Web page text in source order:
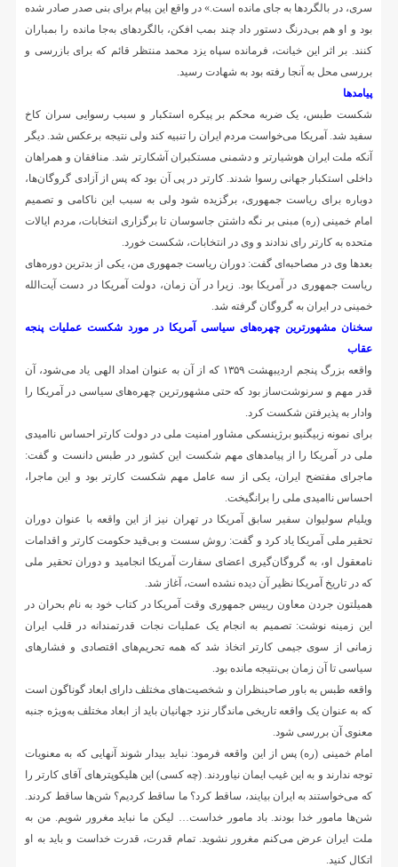
سری، در بالگردها به جای مانده است.» در واقع این پیام برای بنی صدر صادر شده
بود و او هم بی‌درنگ دستور داد چند بمب افکن، بالگردهای به‌جا مانده را بمباران
کنند. بر اثر این خیانت، فرمانده سپاه یزد محمد منتظر قائم که برای بازرسی و
بررسی محل به آنجا رفته بود به شهادت رسید.
پیامدها
شکست طبس، یک ضربه محکم بر پیکره استکبار و سبب رسوایی سران کاخ
سفید شد. آمریکا می‌خواست مردم ایران را تنبیه کند ولی نتیجه برعکس شد. دیگر
آنکه ملت ایران هوشیارتر و دشمنی مستکبران آشکارتر شد. منافقان و همراهان
داخلی استکبار جهانی رسوا شدند. کارتر در پی آن بود که پس از آزادی گروگان‌ها،
دوباره برای ریاست جمهوری، برگزیده شود ولی به سبب این ناکامی و تصمیم
امام خمینی (ره) مبنی بر نگه داشتن جاسوسان تا برگزاری انتخابات، مردم ایالات
متحده به کارتر رای ندادند و وی در انتخابات، شکست خورد.
بعدها وی در مصاحبه‌ای گفت: دوران ریاست جمهوری من، یکی از بدترین دوره‌های
ریاست جمهوری در آمریکا بود. زیرا در آن زمان، دولت آمریکا در دست آیت‌الله
خمینی در ایران به گروگان گرفته شد.
سخنان مشهورترین چهره‌های سیاسی آمریکا در مورد شکست عملیات پنجه
عقاب
واقعه بزرگ پنجم اردیبهشت ۱۳۵۹ که از آن به عنوان امداد الهی یاد می‌شود، آن
قدر مهم و سرنوشت‌ساز بود که حتی مشهورترین چهره‌های سیاسی در آمریکا را
وادار به پذیرفتن شکست کرد.
برای نمونه زبیگنیو برژینسکی مشاور امنیت ملی در دولت کارتر احساس ناامیدی
ملی در آمریکا را از پیامدهای مهم شکست این کشور در طبس دانست و گفت:
ماجرای مفتضح ایران، یکی از سه عامل مهم شکست کارتر بود و این ماجرا،
احساس ناامیدی ملی را برانگیخت.
ویلیام سولیوان سفیر سابق آمریکا در تهران نیز از این واقعه با عنوان دوران
تحقیر ملی آمریکا یاد کرد و گفت: روش سست و بی‌قید حکومت کارتر و اقدامات
نامعقول او، به گروگان‌گیری اعضای سفارت آمریکا انجامید و دوران تحقیر ملی
که در تاریخ آمریکا نظیر آن دیده نشده است، آغاز شد.
همیلتون جردن معاون رییس جمهوری وقت آمریکا در کتاب خود به نام بحران در
این زمینه نوشت: تصمیم به انجام یک عملیات نجات قدرتمندانه در قلب ایران
زمانی از سوی جیمی کارتر اتخاذ شد که همه تحریم‌های اقتصادی و فشارهای
سیاسی تا آن زمان بی‌نتیجه مانده بود.
واقعه طبس به باور صاحبنظران و شخصیت‌های مختلف دارای ابعاد گوناگون است
که به عنوان یک واقعه تاریخی ماندگار نزد جهانیان باید از ابعاد مختلف به‌ویژه جنبه
معنوی آن بررسی شود.
امام خمینی (ره) پس از این واقعه فرمود: نباید بیدار شوند آنهایی که به معنویات
توجه ندارند و به این غیب ایمان نیاوردند. (چه کسی) این هلیکوپترهای آقای کارتر را
که می‏‌خواستند به ایران بیایند، ساقط کرد؟ ما ساقط کردیم؟ شن‌ها ساقط کردند.
شن‌ها مامور خدا بودند. باد مامور خداست… لیکن ما نباید مغرور شویم. من به
ملت ایران عرض می‌کنم مغرور نشوید. تمام قدرت، قدرت خداست و باید به او
اتکال کنید.